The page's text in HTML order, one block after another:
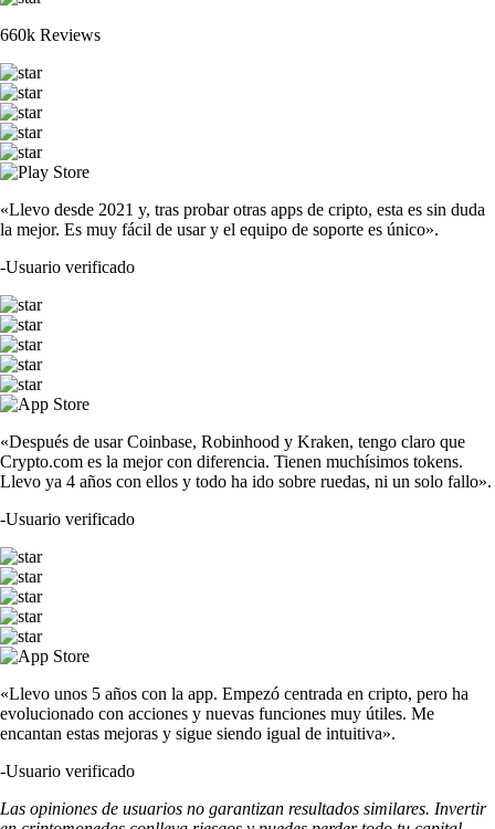
660k Reviews
«Llevo desde 2021 y, tras probar otras apps de cripto, esta es sin duda
la mejor. Es muy fácil de usar y el equipo de soporte es único».
-Usuario verificado
«Después de usar Coinbase, Robinhood y Kraken, tengo claro que
Crypto.com es la mejor con diferencia. Tienen muchísimos tokens.
Llevo ya 4 años con ellos y todo ha ido sobre ruedas, ni un solo fallo».
-Usuario verificado
«Llevo unos 5 años con la app. Empezó centrada en cripto, pero ha
evolucionado con acciones y nuevas funciones muy útiles. Me
encantan estas mejoras y sigue siendo igual de intuitiva».
-Usuario verificado
Las opiniones de usuarios no garantizan resultados similares. Invertir